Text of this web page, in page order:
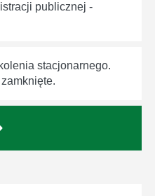
publicznej -
stacjonarnego.